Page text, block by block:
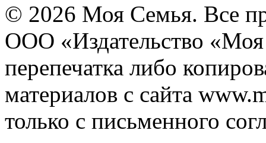
© 2026 Моя Семья. Все
ООО «Издательство
перепечатка либо
материалов с сайта
только с письменного